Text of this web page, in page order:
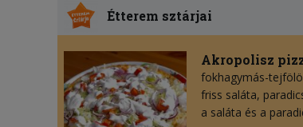
Étterem sztárjai
Akropolisz
fokhagymás-
friss saláta,
a saláta és a